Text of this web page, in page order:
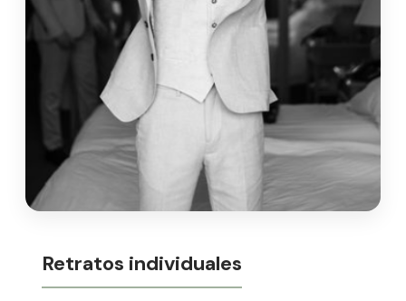
Retratos individuales